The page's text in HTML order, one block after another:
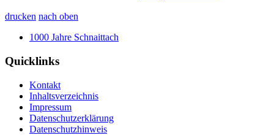
drucken nach oben
1000 Jahre Schnaittach
Quicklinks
Kontakt
Inhaltsverzeichnis
Impressum
Datenschutzerklärung
Datenschutzhinweis